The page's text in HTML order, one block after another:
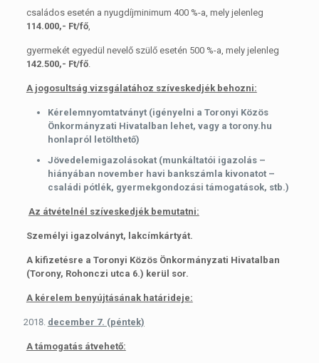
családos esetén a nyugdíjminimum 400 %-a, mely jelenleg
114.000,- Ft/fő,
gyermekét egyedül nevelő szülő esetén 500 %-a, mely jelenleg
142.500,- Ft/fő.
A jogosultság vizsgálatához szíveskedjék behozni:
Kérelemnyomtatványt (igényelni a Toronyi Közös
Önkormányzati Hivatalban lehet, vagy a torony.hu
honlapról letölthető)
Jövedelemigazolásokat (munkáltatói igazolás –
hiányában november havi bankszámla kivonatot –
családi pótlék, gyermekgondozási támogatások, stb.)
Az átvételnél szíveskedjék bemutatni:
Személyi igazolványt, lakcímkártyát.
A kifizetésre a Toronyi Közös Önkormányzati Hivatalban
(Torony, Rohonczi utca 6.) kerül sor.
A kérelem benyújtásának határideje:
december 7. (péntek)
A támogatás átvehető: